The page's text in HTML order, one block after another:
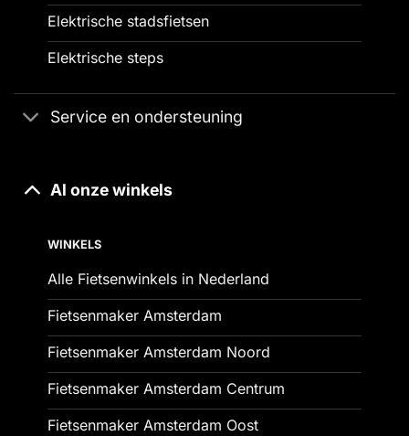
Elektrische stadsfietsen
Elektrische steps
Service en ondersteuning
Al onze winkels
WINKELS
Alle Fietsenwinkels in Nederland
Fietsenmaker Amsterdam
Fietsenmaker Amsterdam Noord
Fietsenmaker Amsterdam Centrum
Fietsenmaker Amsterdam Oost